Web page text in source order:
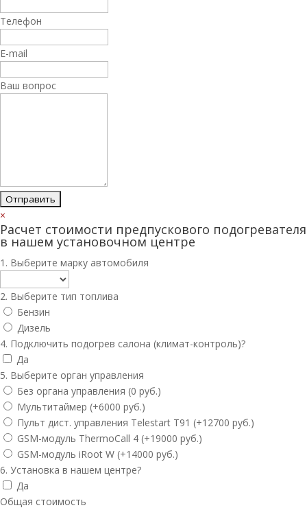
Телефон
E-mail
Ваш вопрос
×
Расчет стоимости предпускового подогревателя
в нашем установочном центре
1. Выберите марку автомобиля
2. Выберите тип топлива
Бензин
Дизель
4. Подключить подогрев салона (климат-контроль)?
Да
5. Выберите орган управления
Без органа управления (0 руб.)
Мультитаймер (+6000 руб.)
Пульт дист. управления Telestart T91 (+12700 руб.)
GSM-модуль ThermoCall 4 (+19000 руб.)
GSM-модуль iRoot W (+14000 руб.)
6. Установка в нашем центре?
Да
Общая стоимость